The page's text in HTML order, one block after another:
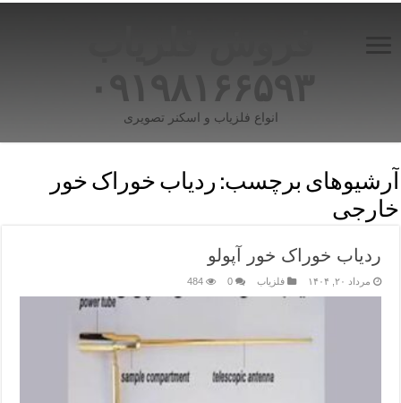
۰۹۱۹۸۱۶۶۵۹۳
انواع فلزیاب و اسکنر تصویری
آرشیوهای برچسب: ردیاب خوراک خور
خارجی
ردیاب خوراک خور آپولو
مرداد ۲۰, ۱۴۰۴ فلزیاب 0
484